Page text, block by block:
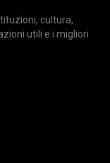
cultura,
utili e i migliori